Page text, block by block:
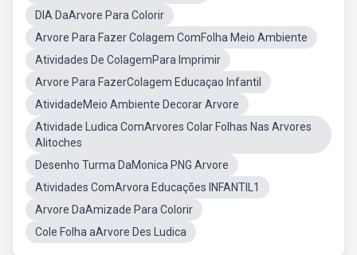
DIA DaArvore Para Colorir
Arvore Para Fazer Colagem ComFolha Meio Ambiente
Atividades De ColagemPara Imprimir
Arvore Para FazerColagem Educaçao Infantil
AtividadeMeio Ambiente Decorar Arvore
Atividade Ludica ComArvores Colar Folhas Nas Arvores
Alitoches
Desenho Turma DaMonica PNG Arvore
Atividades ComArvora Educações INFANTIL1
Arvore DaAmizade Para Colorir
Cole Folha aArvore Des Ludica